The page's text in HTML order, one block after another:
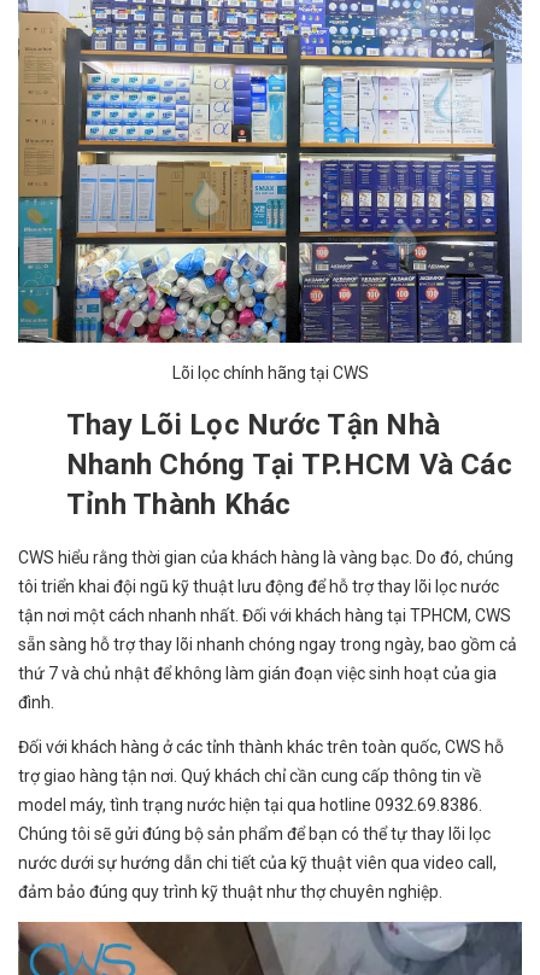
Lõi lọc chính hãng tại CWS
Thay Lõi Lọc Nước Tận Nhà
Nhanh Chóng Tại TP.HCM Và Các
Tỉnh Thành Khác
CWS hiểu rằng thời gian của khách hàng là vàng bạc. Do đó, chúng
tôi triển khai đội ngũ kỹ thuật lưu động để hỗ trợ thay lõi lọc nước
tận nơi một cách nhanh nhất. Đối với khách hàng tại TPHCM, CWS
sẵn sàng hỗ trợ thay lõi nhanh chóng ngay trong ngày, bao gồm cả
thứ 7 và chủ nhật để không làm gián đoạn việc sinh hoạt của gia
đình.
Đối với khách hàng ở các tỉnh thành khác trên toàn quốc, CWS hỗ
trợ giao hàng tận nơi. Quý khách chỉ cần cung cấp thông tin về
model máy, tình trạng nước hiện tại qua hotline 0932.69.8386.
Chúng tôi sẽ gửi đúng bộ sản phẩm để bạn có thể tự thay lõi lọc
nước dưới sự hướng dẫn chi tiết của kỹ thuật viên qua video call,
đảm bảo đúng quy trình kỹ thuật như thợ chuyên nghiệp.